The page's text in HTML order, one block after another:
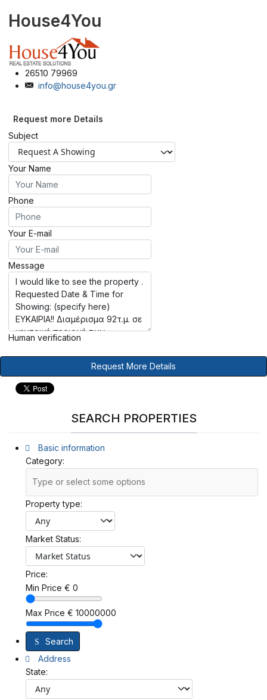
House4You
26510 79969
info@house4you.gr
Request more Details
Subject
Your Name
Phone
Your E-mail
Message
Human verification
Request More Details
SEARCH PROPERTIES
Basic information
Category:
Property type:
Market Status:
Price:
Min Price € 0
Max Price € 10000000
Search
Address
State: